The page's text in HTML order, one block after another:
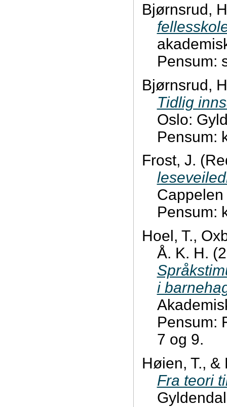
Bjørnsrud,
Pensum:
Bjørnsrud,
Tidlig
Oslo:
Pensum:
Frost, J.
Pensum:
Hoel, T.,
Å. K. H.
i
Pensum:
7 og 9.
Høien, T.,
Fra teori